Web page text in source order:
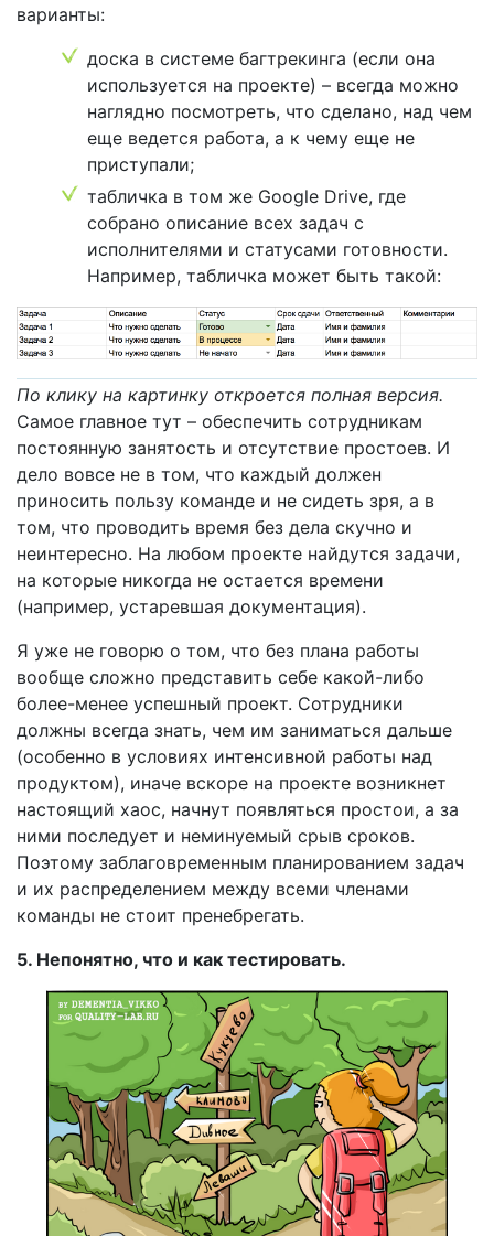
варианты:
доска в системе багтрекинга (если она
используется на проекте) – всегда можно
наглядно посмотреть, что сделано, над чем
еще ведется работа, а к чему еще не
приступали;
табличка в том же Google Drive, где
собрано описание всех задач с
исполнителями и статусами готовности.
Например, табличка может быть такой:
По клику на картинку откроется полная версия.
Самое главное тут – обеспечить сотрудникам
постоянную занятость и отсутствие простоев. И
дело вовсе не в том, что каждый должен
приносить пользу команде и не сидеть зря, а в
том, что проводить время без дела скучно и
неинтересно. На любом проекте найдутся задачи,
на которые никогда не остается времени
(например, устаревшая документация).
Я уже не говорю о том, что без плана работы
вообще сложно представить себе какой-либо
более-менее успешный проект. Сотрудники
должны всегда знать, чем им заниматься дальше
(особенно в условиях интенсивной работы над
продуктом), иначе вскоре на проекте возникнет
настоящий хаос, начнут появляться простои, а за
ними последует и неминуемый срыв сроков.
Поэтому заблаговременным планированием задач
и их распределением между всеми членами
команды не стоит пренебрегать.
5. Непонятно, что и как тестировать.